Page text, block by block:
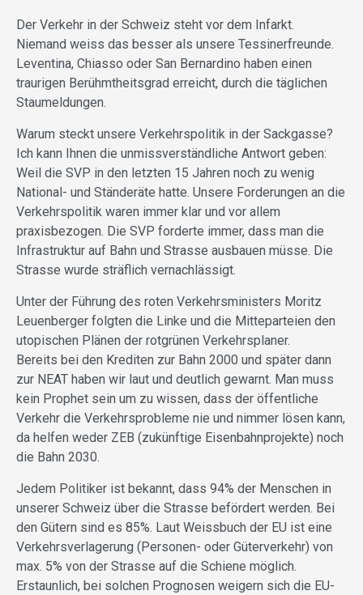
Der Verkehr in der Schweiz steht vor dem Infarkt.
Niemand weiss das besser als unsere Tessinerfreunde.
Leventina, Chiasso oder San Bernardino haben einen
traurigen Berühmtheitsgrad erreicht, durch die täglichen
Staumeldungen.
Warum steckt unsere Verkehrspolitik in der Sackgasse?
Ich kann Ihnen die unmissverständliche Antwort geben:
Weil die SVP in den letzten 15 Jahren noch zu wenig
National- und Ständeräte hatte. Unsere Forderungen an die
Verkehrspolitik waren immer klar und vor allem
praxisbezogen. Die SVP forderte immer, dass man die
Infrastruktur auf Bahn und Strasse ausbauen müsse. Die
Strasse wurde sträflich vernachlässigt.
Unter der Führung des roten Verkehrsministers Moritz
Leuenberger folgten die Linke und die Mitteparteien den
utopischen Plänen der rotgrünen Verkehrsplaner.
Bereits bei den Krediten zur Bahn 2000 und später dann
zur NEAT haben wir laut und deutlich gewarnt. Man muss
kein Prophet sein um zu wissen, dass der öffentliche
Verkehr die Verkehrsprobleme nie und nimmer lösen kann,
da helfen weder ZEB (zukünftige Eisenbahnprojekte) noch
die Bahn 2030.
Jedem Politiker ist bekannt, dass 94% der Menschen in
unserer Schweiz über die Strasse befördert werden. Bei
den Gütern sind es 85%. Laut Weissbuch der EU ist eine
Verkehrsverlagerung (Personen- oder Güterverkehr) von
max. 5% von der Strasse auf die Schiene möglich.
Erstaunlich, bei solchen Prognosen weigern sich die EU-